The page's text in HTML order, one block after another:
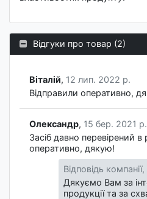
Відгуки про товар (2)
Віталій, 12 лип. 2022 р.
Відправили оперативно,
Олександр, 15 бер. 2021 р.
Засіб давно перевірений в
оперативно, дякую!
Відповідь компанії,
Дякуємо Вам за
продукції та за